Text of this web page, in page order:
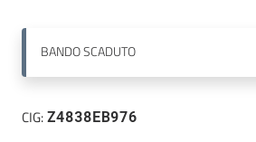
BANDOSCADUTO
CIG:Z4838EB976